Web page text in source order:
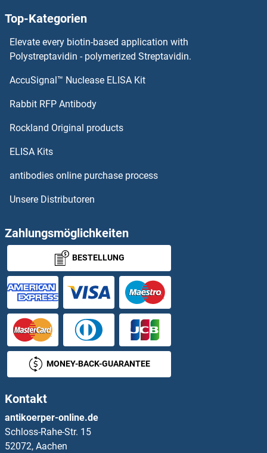
CENPM ELISA Kits
CENPL ELISA Kits
CENPK ELISA Kits
Cep76 ELISA Kits
CEP78 ELISA Kits
CEP97 ELISA Kits
CEPT1 ELISA Kits
CER1 ELISA Kits
Ceramide Synthase 2 ELISA Kits
CERK ELISA Kits
CERS6 ELISA Kits
Ceruloplasmin ELISA Kits
CES1 ELISA Kits
Top-Kategorien
Elevate every biotin-based application with
Polystreptavidin - polymerized Streptavidin.
AccuSignal™ Nuclease ELISA Kit
Rabbit RFP Antibody
Rockland Original products
ELISA Kits
antibodies online purchase process
Unsere Distributoren
Zahlungsmöglichkeiten
BESTELLUNG
MONEY-BACK-GUARANTEE
Kontakt
antikoerper-online.de
Schloss-Rahe-Str. 15
52072, Aachen